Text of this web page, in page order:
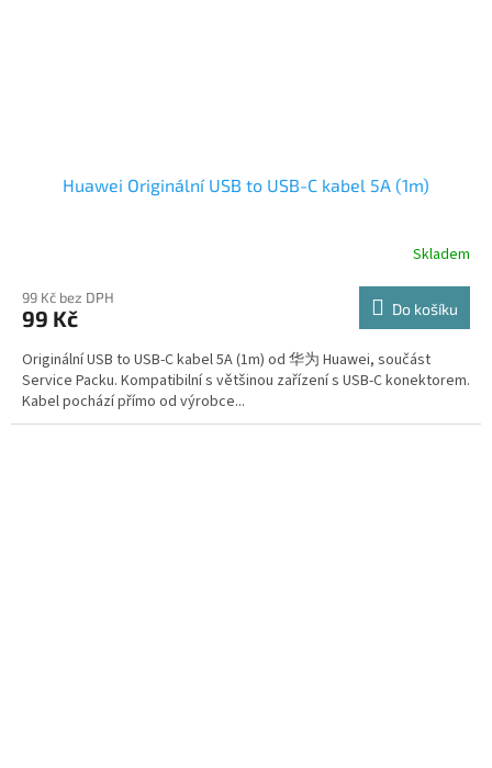
Huawei Originální USB to USB-C kabel 5A (1m)
Skladem
99 Kč bez DPH
99 Kč Do košíku
Originální USB to USB-C kabel 5A (1m) od 华为 Huawei, součást
Service Packu. Kompatibilní s většinou zařízení s USB-C konektorem.
Kabel pochází přímo od výrobce...